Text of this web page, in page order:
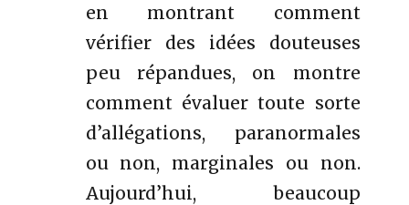
en montrant comment
vérifier des idées douteuses
peu répandues, on montre
comment évaluer toute sorte
d’allégations, paranormales
ou non, marginales ou non.
Aujourd’hui, beaucoup